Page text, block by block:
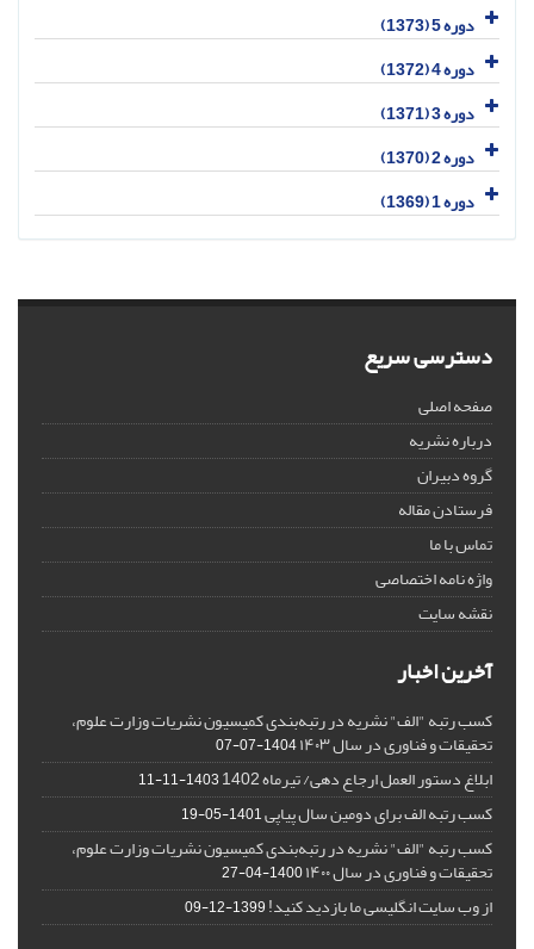
دوره 5 (1373)
دوره 4 (1372)
دوره 3 (1371)
دوره 2 (1370)
دوره 1 (1369)
دسترسی سریع
صفحه اصلی
درباره نشریه
گروه دبیران
فرستادن مقاله
تماس با ما
واژه نامه اختصاصی
نقشه سایت
آخرین اخبار
کسب رتبه "الف" نشریه در رتبه‌بندی کمیسیون نشریات وزارت علوم،
تحقیقات و فناوری در سال ۱۴۰۳ 1404-07-07
ابلاغ دستور العمل ارجاع دهی/ تیرماه 1402 1403-11-11
کسب رتبه الف برای دومین سال پیاپی1401-05-19
کسب رتبه "الف" نشریه در رتبه‌بندی کمیسیون نشریات وزارت علوم،
تحقیقات و فناوری در سال ۱۴۰۰ 1400-04-27
از وب سایت انگلیسی ما بازدید کنید!1399-12-09